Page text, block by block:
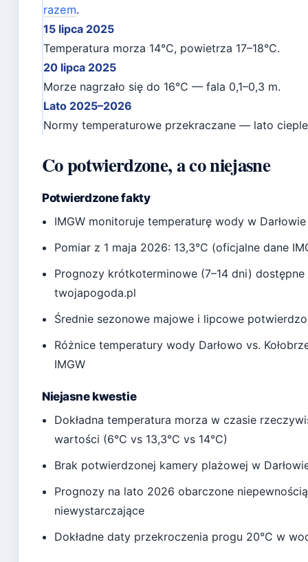
razem.
15 lipca 2025
Temperatura morza 14°C, powietrza 17–18°C.
20 lipca 2025
Morze nagrzało się do 16°C — fala 0,1–0,3 m.
Lato 2025–2026
Normy temperaturowe przekraczane — lato
Co potwierdzone, a co niejasne
Potwierdzone fakty
IMGW monitoruje temperaturę wody w
Pomiar z 1 maja 2026: 13,3°C (oficjalne dane
Prognozy krótkoterminowe (7–14 dni) dostępne
twojapogoda.pl
Średnie sezonowe majowe i lipcowe
Różnice temperatury wody Darłowo vs.
IMGW
Niejasne kwestie
Dokładna temperatura morza w czasie
wartości (6°C vs 13,3°C vs 14°C)
Brak potwierdzonej kamery plażowej w
Prognozy na lato 2026 obarczone
niewystarczające
Dokładne daty przekroczenia progu 20°C w